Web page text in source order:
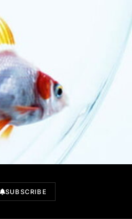
SUBSCRIBE